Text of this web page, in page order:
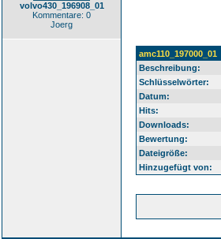
volvo430_196908_01
Kommentare: 0
Joerg
amc110_197000_01
Beschreibung:
Schlüsselwörter:
Datum:
Hits:
Downloads:
Bewertung:
Dateigröße:
Hinzugefügt von: